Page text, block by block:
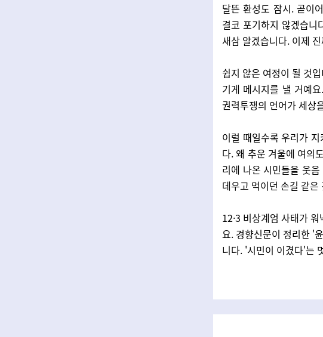
달뜬 환성도 잠시. 곧이
결코 포기하지 않겠습
새삼 알겠습니다. 이제
쉽지 않은 여정이 될 것
기게 메시지를 낼 거예
권력투쟁의 언어가 세상
이럴 때일수록 우리가
다. 왜 추운 겨울에 여의
리에 나온 시민들을 웃
데우고 먹이던 손길 같은
12·3 비상계엄 사태가
요. 경향신문이 정리한 '
니다. '시민이 이겼다'는